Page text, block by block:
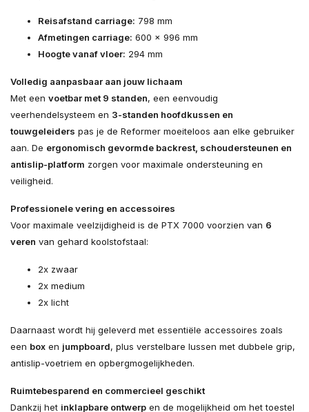
Reisafstand carriage: 798 mm
Afmetingen carriage: 600 x 996 mm
Hoogte vanaf vloer: 294 mm
Volledig aanpasbaar aan jouw lichaam
Met een voetbar met 9 standen, een eenvoudig
veerhendelsysteem en 3-standen hoofdkussen en
touwgeleiders pas je de Reformer moeiteloos aan elke gebruiker
aan. De ergonomisch gevormde backrest, schoudersteunen en
antislip-platform zorgen voor maximale ondersteuning en
veiligheid.
Professionele vering en accessoires
Voor maximale veelzijdigheid is de PTX 7000 voorzien van 6
veren van gehard koolstofstaal:
2x zwaar
2x medium
2x licht
Daarnaast wordt hij geleverd met essentiële accessoires zoals
een box en jumpboard, plus verstelbare lussen met dubbele grip,
antislip-voetriem en opbergmogelijkheden.
Ruimtebesparend en commercieel geschikt
Dankzij het inklapbare ontwerp en de mogelijkheid om het toestel